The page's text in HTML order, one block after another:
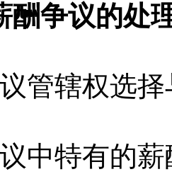
酬争议的处
管辖权选
中特有的